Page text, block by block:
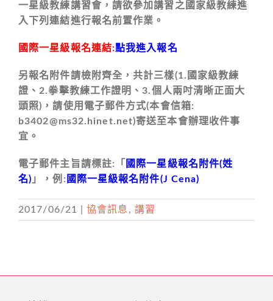
一星級教練講習會，請欲參加講習之國家級教練進
入下列連結進行報名前置作業。
國際一星級報名連結:點我進入報名
另報名附件請檢附齊全，共計三樣(1.國家級教練
證、2.拳擊教練工作證明、3.個人兩吋清晰正面大
頭照)，請使用電子郵件方式(本會信箱:
b3402@ms32.hinet.net)寄送至本會辦理收件事
宜。
電子郵件主旨請標註:「 國際一星級報名附件(姓
名) 」，例: 國際一星級報名附件(J Cena)
2017/06/21 協會訊息 , 講習